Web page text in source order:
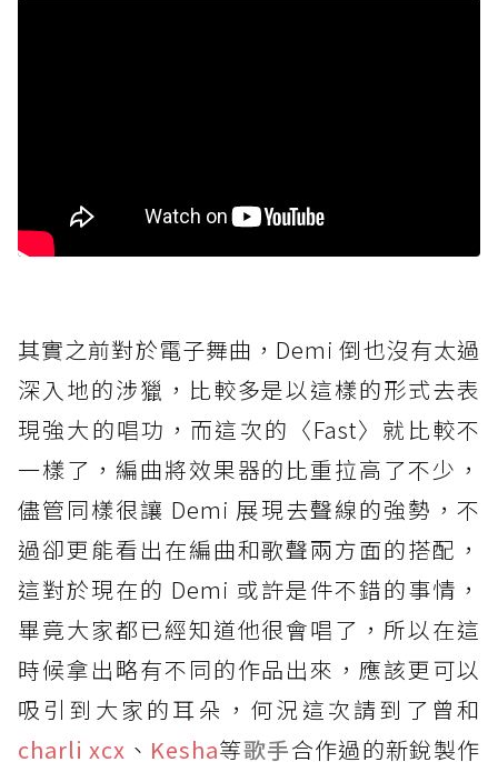
其實之前對於電子舞曲，Demi 倒也沒有太過
深入地的涉獵，比較多是以這樣的形式去表
現強大的唱功，而這次的〈Fast〉就比較不
一樣了，編曲將效果器的比重拉高了不少，
儘管同樣很讓 Demi 展現去聲線的強勢，不
過卻更能看出在編曲和歌聲兩方面的搭配，
這對於現在的 Demi 或許是件不錯的事情，
畢竟大家都已經知道他很會唱了，所以在這
時候拿出略有不同的作品出來，應該更可以
吸引到大家的耳朵，何況這次請到了曾和
charli xcx 、 Kesha等歌手合作過的新銳製作